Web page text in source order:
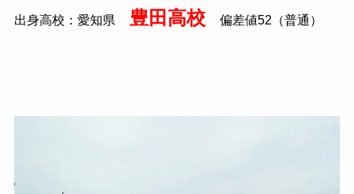
出身高校：愛知県 豊田高校 偏差値52 （普通）